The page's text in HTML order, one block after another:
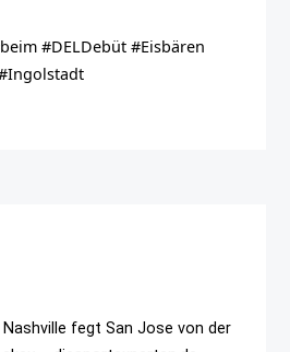
#DELDebüt #Eisbären
fegt San Jose von der